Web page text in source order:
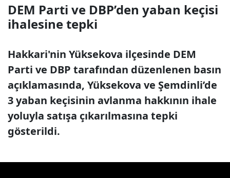
DEM Parti ve DBP’den yaban keçisi
ihalesine tepki
Hakkari'nin Yüksekova ilçesinde DEM
Parti ve DBP tarafından düzenlenen basın
açıklamasında, Yüksekova ve Şemdinli’de
3 yaban keçisinin avlanma hakkının ihale
yoluyla satışa çıkarılmasına tepki
gösterildi.